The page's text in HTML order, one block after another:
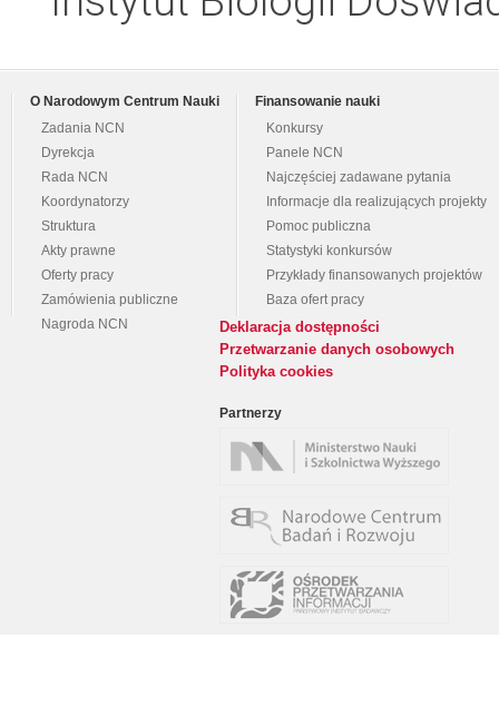
O Narodowym Centrum Nauki
Zadania NCN
Dyrekcja
Rada NCN
Koordynatorzy
Struktura
Akty prawne
Oferty pracy
Zamówienia publiczne
Nagroda NCN
Finansowanie nauki
Konkursy
Panele NCN
Najczęściej zadawane pytania
Informacje dla realizujących projekty
Pomoc publiczna
Statystyki konkursów
Przykłady finansowanych projektów
Baza ofert pracy
Deklaracja dostępności
Przetwarzanie danych osobowych
Polityka cookies
Partnerzy